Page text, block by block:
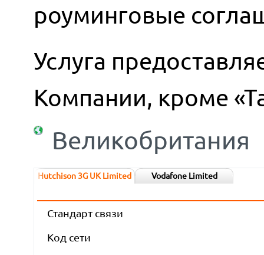
роуминговые
Услуга
Компании, кроме
Великобритания
Hutchison 3G UK Limited Vodafone Limited
Стандарт связи
Код сети